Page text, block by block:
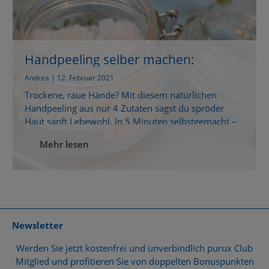
Handpeeling selber machen:
Natürliches DIY-Rezept gegen
trockene Hände
Andrea | 12. Februar 2021
Trockene, raue Hände? Mit diesem natürlichen
Handpeeling aus nur 4 Zutaten sagst du spröder
Haut sanft Lebewohl. In 5 Minuten selbstgemacht –
Sag trockenen Händen ade – mit diesem einfachen
Mehr lesen
Newsletter
Werden Sie jetzt kostenfrei und unverbindlich purux Club
Mitglied und profitieren Sie von doppelten Bonuspunkten